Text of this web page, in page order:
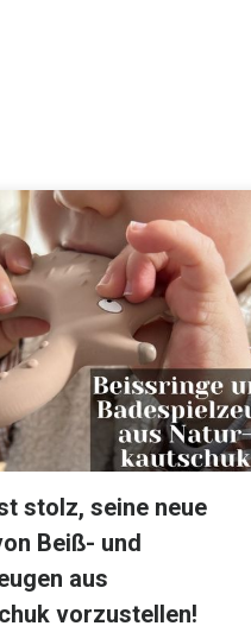
stolz, seine neue
Beiß- und
aus
vorzustellen!